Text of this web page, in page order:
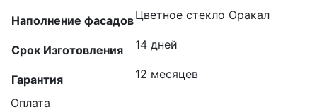
Наполнение фасадовЦветное стекло Оракал
Срок Изготовления 14 дней
Гарантия 12 месяцев
Оплата